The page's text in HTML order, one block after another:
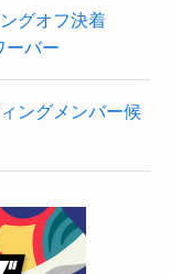
ングオフ決着
ーバー
ングメンバー候